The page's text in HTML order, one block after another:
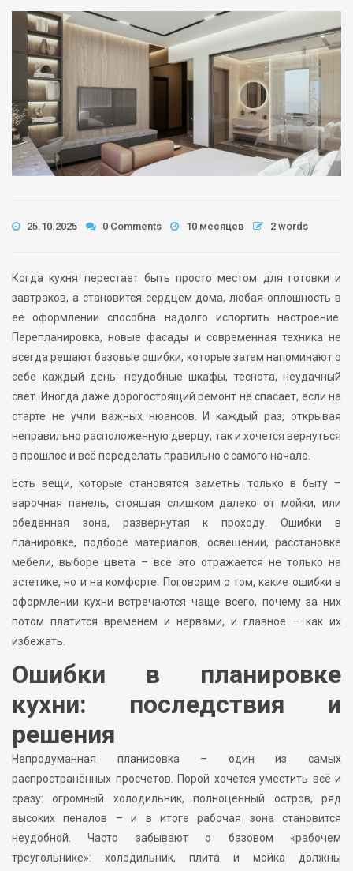
25.10.2025 0 Comments 10 месяцев 2 words
Когда кухня перестает быть просто местом для готовки и
завтраков, а становится сердцем дома, любая оплошность в
её оформлении способна надолго испортить настроение.
Перепланировка, новые фасады и современная техника не
всегда решают базовые ошибки, которые затем напоминают о
себе каждый день: неудобные шкафы, теснота, неудачный
свет. Иногда даже дорогостоящий ремонт не спасает, если на
старте не учли важных нюансов. И каждый раз, открывая
неправильно расположенную дверцу, так и хочется вернуться
в прошлое и всё переделать правильно с самого начала.
Есть вещи, которые становятся заметны только в быту –
варочная панель, стоящая слишком далеко от мойки, или
обеденная зона, развернутая к проходу. Ошибки в
планировке, подборе материалов, освещении, расстановке
мебели, выборе цвета – всё это отражается не только на
эстетике, но и на комфорте. Поговорим о том, какие ошибки в
оформлении кухни встречаются чаще всего, почему за них
потом платится временем и нервами, и главное – как их
избежать.
Ошибки в планировке
кухни: последствия и
решения
Непродуманная планировка – один из самых
распространённых просчетов. Порой хочется уместить всё и
сразу: огромный холодильник, полноценный остров, ряд
высоких пеналов – и в итоге рабочая зона становится
неудобной. Часто забывают о базовом «рабочем
треугольнике»: холодильник, плита и мойка должны